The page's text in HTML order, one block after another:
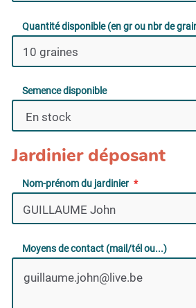
Quantité disponible (en gr ou nbr de
Semence disponible
Jardinier déposant
Nom-prénom du jardinier
Moyens de contact (mail/tél ou...)